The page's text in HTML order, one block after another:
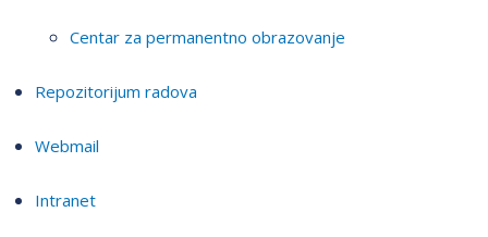
Centar za permanentno obrazovanje
Repozitorijum radova
Webmail
Intranet